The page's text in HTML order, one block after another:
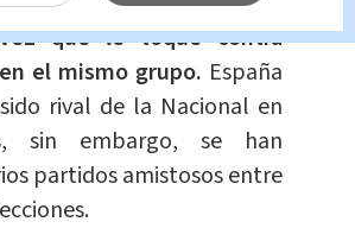
que le toque contra
el mismo grupo. España
rival de la Nacional en
sin embargo, se han
partidos amistosos entre